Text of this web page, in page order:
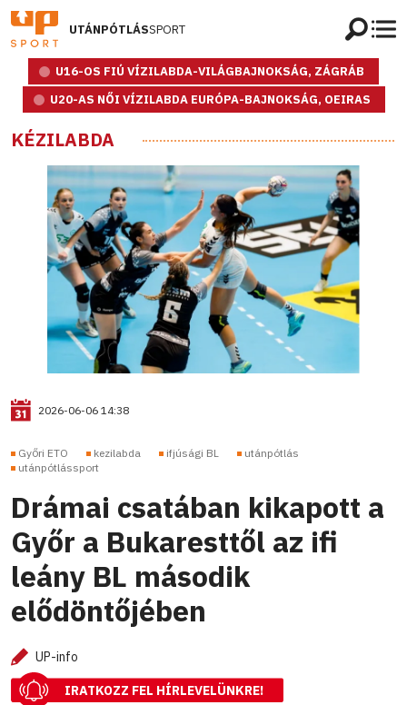
UTÁNPÓTLÁSSPORT
U16-OS FIÚ VÍZILABDA-VILÁGBAJNOKSÁG, ZÁGRÁB
U20-AS NŐI VÍZILABDA EURÓPA-BAJNOKSÁG, OEIRAS
KÉZILABDA
2026-06-06 14:38
Győri ETO kezilabda ifjúsági BL
utánpótlás
utánpótlássport
Drámai csatában kikapott a
Győr a Bukaresttől az ifi
leány BL második
elődöntőjében
UP-info
IRATKOZZ FEL HÍRLEVELÜNKRE!